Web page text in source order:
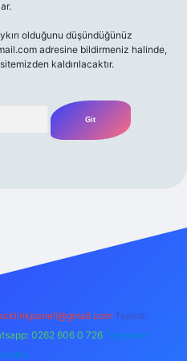
olduğunu düşündüğünüz
adresine bildirmeniz halinde,
kaldırılacaktır.
Teams:
0262 606 0 726 Telegram: